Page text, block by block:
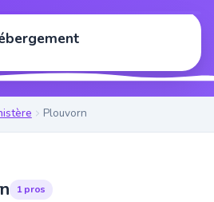
Plouvorn
1 pros